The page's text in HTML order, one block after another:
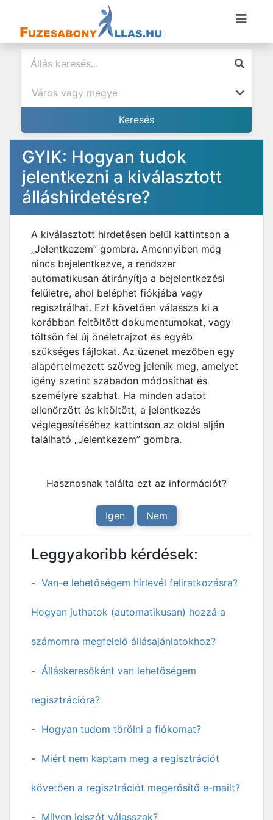
GYIK: Hogyan tudok
jelentkezni a kiválasztott
álláshirdetésre?
A kiválasztott hirdetésen belül kattintson a
„Jelentkezem” gombra. Amennyiben még
nincs bejelentkezve, a rendszer
automatikusan átirányítja a bejelentkezési
felületre, ahol beléphet fiókjába vagy
regisztrálhat. Ezt követően válassza ki a
korábban feltöltött dokumentumokat, vagy
töltsön fel új önéletrajzot és egyéb
szükséges fájlokat. Az üzenet mezőben egy
alapértelmezett szöveg jelenik meg, amelyet
igény szerint szabadon módosíthat és
személyre szabhat. Ha minden adatot
ellenőrzött és kitöltött, a jelentkezés
véglegesítéséhez kattintson az oldal alján
található „Jelentkezem” gombra.
Hasznosnak találta ezt az információt?
Igen Nem
Leggyakoribb kérdések:
Van-e lehetőségem hírlevél feliratkozásra?
Hogyan juthatok (automatikusan) hozzá a
számomra megfelelő állásajánlatokhoz?
Álláskeresőként van lehetőségem
regisztrációra?
Hogyan tudom törölni a fiókomat?
Miért nem kaptam meg a regisztrációt
követően a regisztrációt megerősítő e-mailt?
Milyen jelszót válasszak?